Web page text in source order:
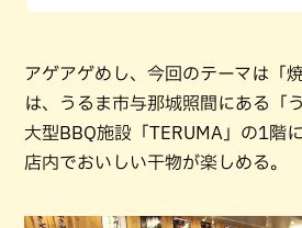
アゲアゲめし、今回のテーマは「
は、うるま市与那城照間にある「
大型BBQ施設「TERUMA」の1階
店内でおいしい干物が楽しめる。